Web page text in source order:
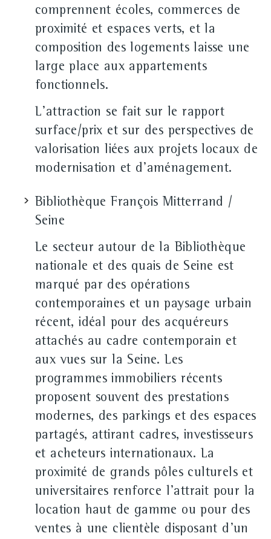
comprennent écoles, commerces de
proximité et espaces verts, et la
composition des logements laisse une
large place aux appartements
fonctionnels.
L'attraction se fait sur le rapport
surface/prix et sur des perspectives de
valorisation liées aux projets locaux de
modernisation et d'aménagement.
Bibliothèque François Mitterrand /
Seine
Le secteur autour de la Bibliothèque
nationale et des quais de Seine est
marqué par des opérations
contemporaines et un paysage urbain
récent, idéal pour des acquéreurs
attachés au cadre contemporain et
aux vues sur la Seine. Les
programmes immobiliers récents
proposent souvent des prestations
modernes, des parkings et des espaces
partagés, attirant cadres, investisseurs
et acheteurs internationaux. La
proximité de grands pôles culturels et
universitaires renforce l'attrait pour la
location haut de gamme ou pour des
ventes à une clientèle disposant d'un